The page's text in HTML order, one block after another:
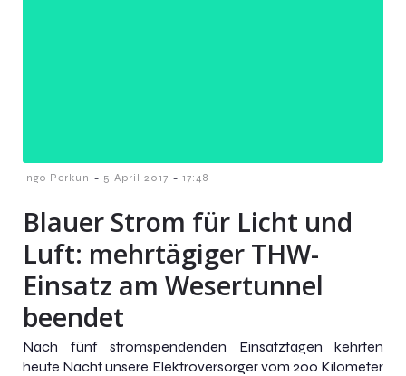
Ingo Perkun - 5 April 2017 - 17:48
Blauer Strom für Licht und
Luft: mehrtägiger THW-
Einsatz am Wesertunnel
beendet
Nach fünf stromspendenden Einsatztagen kehrten
heute Nacht unsere Elektroversorger vom 200 Kilometer